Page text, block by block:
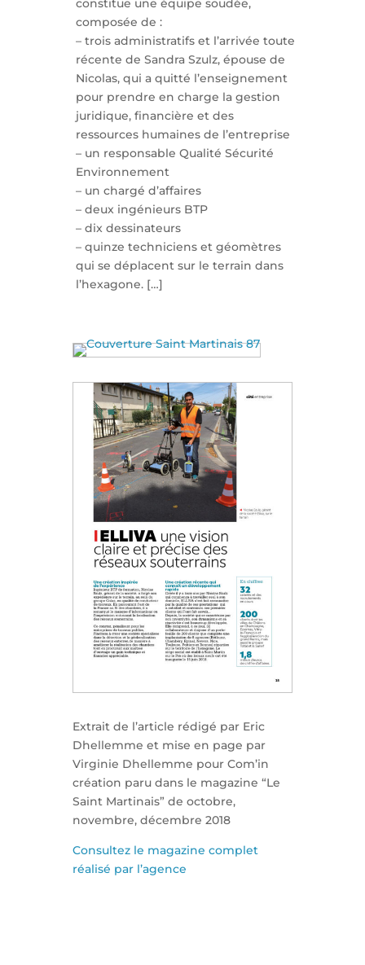
composée de :
– trois administratifs et l’arrivée toute
récente de Sandra Szulz, épouse de
Nicolas, qui a quitté l’enseignement
pour prendre en charge la gestion
juridique, financière et des
ressources humaines de l’entreprise
– un responsable Qualité Sécurité
Environnement
– un chargé d’affaires
– deux ingénieurs BTP
– dix dessinateurs
– quinze techniciens et géomètres
qui se déplacent sur le terrain dans
l’hexagone. […]
Extrait de l’article rédigé par Eric
Dhellemme et mise en page par
Virginie Dhellemme pour Com’in
création paru dans le magazine “Le
Saint Martinais” de octobre,
novembre, décembre 2018
Consultez le magazine complet
réalisé par l’agence